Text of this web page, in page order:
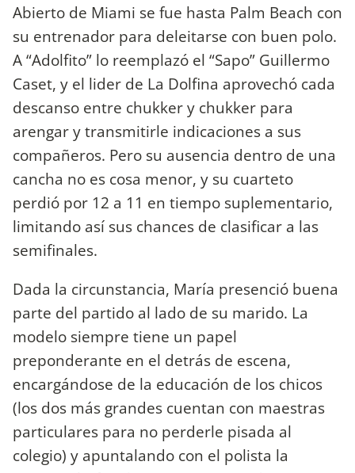
Abierto de Miami se fue hasta Palm Beach con
su entrenador para deleitarse con buen polo.
A “Adolfito” lo reemplazó el “Sapo” Guillermo
Caset, y el lider de La Dolfina aprovechó cada
descanso entre chukker y chukker para
arengar y transmitirle indicaciones a sus
compañeros. Pero su ausencia dentro de una
cancha no es cosa menor, y su cuarteto
perdió por 12 a 11 en tiempo suplementario,
limitando así sus chances de clasificar a las
semifinales.
Dada la circunstancia, María presenció buena
parte del partido al lado de su marido. La
modelo siempre tiene un papel
preponderante en el detrás de escena,
encargándose de la educación de los chicos
(los dos más grandes cuentan con maestras
particulares para no perderle pisada al
colegio) y apuntalando con el polista la